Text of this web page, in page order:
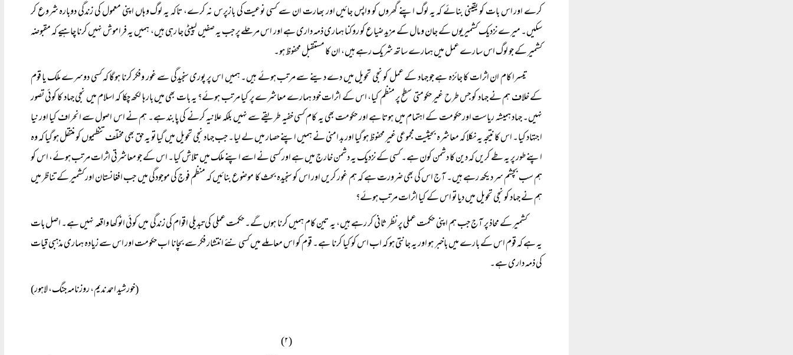
کرے اور اس بات کو یقینی بنائے کہ یہ لوگ اپنے گھروں کو واپس جائیں اور بھارت ان سے کسی نوعیت کی بازپرس نہ کرے، تاکہ یہ لوگ وہاں اپنی معمول کی زندگی دوبارہ شروع کر
سکیں۔ میرے نزدیک کشمیریوں کے جان ومال کے مزید ضیاع کو روکنا ہماری ذمہ داری ہے اور اس مرحلے پر جب یہ صفیں لپیٹی جا رہی ہیں، ہمیں یہ فراموش نہیں کرنا چاہیے کہ مقبوضہ
کشمیر کے جو لوگ اس سارے عمل میں ہمارے ساتھ شریک رہے ہیں، ان کا مستقبل محفوظ ہو۔
تیسرا کام ان اثرات کا جائزہ ہے جو جہاد کے عمل کو نجی تحویل میں دے دینے سے مرتب ہوئے ہیں۔ ہمیں اس پر پوری سنجیدگی سے غور وفکر کرنا ہوگا کہ کسی دوسرے ملک یا قوم
کے خلاف ہم نے جہاد کو جس طرح غیر حکومتی سطح پر منظم کیا، اس کے اثرات خود ہمارے معاشرے پر کیا مرتب ہوئے؟ یہ بات بھی میں بارہا لکھ چکا کہ اسلام میں نجی جہاد کا کوئی تصور
نہیں۔ جہاد ہمیشہ ریاست اور حکومت کے اہتمام میں ہوتا ہے اور حکومت بھی یہ کام کسی خفیہ طریقے سے نہیں بلکہ علانیہ کرنے کی پابند ہے۔ ہم نے اس اصول سے انحراف کیا اور نیا
اجتہاد کیا۔ اس کا نتیجہ یہ نکلا کہ معاشرہ بحیثیت مجموعی غیر محفوظ ہو گیا اور بد امنی نے ہمیں اپنے حصار میں لے لیا۔ جب جہاد نجی تحویل میں گیا تو یہ حق بھی مختلف تنظیموں کو منتقل ہو گیا کہ وہ
اپنے طور پر یہ طے کریں کہ دین کا دشمن کون ہے۔ کسی کے نزدیک یہ دشمن خارج میں ہے اور کسی نے اسے اپنے ملک میں تلاش کیا۔ اس کے جو معاشرتی اثرات مرتب ہوئے، اس کو
ہم سب بچشم سر دیکھ رہے ہیں۔ آج اس کی بھی ضرورت ہے کہ ہم غور کریں اور اس کو سنجیدہ بحث کا موضوع بنائیں کہ منظم فوج کی موجودگی میں جب افغانستان اور کشمیر کے تناظر میں
ہم نے جہاد کو نجی تحویل میں دیا تو اس کے کیا اثرات مرتب ہوئے؟
کشمیر کے محاذ پر آج جب ہم اپنی حکمت عملی پر نظر ثانی کر رہے ہیں، یہ تین کام ہمیں کرنا ہوں گے۔ حکمت عملی کی تبدیلی اقوام کی زندگی میں کوئی انوکھا واقعہ نہیں ہے۔ اصل بات
یہ ہے کہ قوم اس کے بارے میں باخبر ہو اور یہ جانتی ہو کہ اب اس کو کیا کرنا ہے۔ قوم کو اس معاملے میں کسی نئے انتشار فکر سے بچانا اب حکومت اور اس سے زیادہ ہماری مذہبی قیات
کی ذمہ داری ہے۔
(خورشید احمد ندیم، روزنامہ جنگ، لاہور)
(۲)